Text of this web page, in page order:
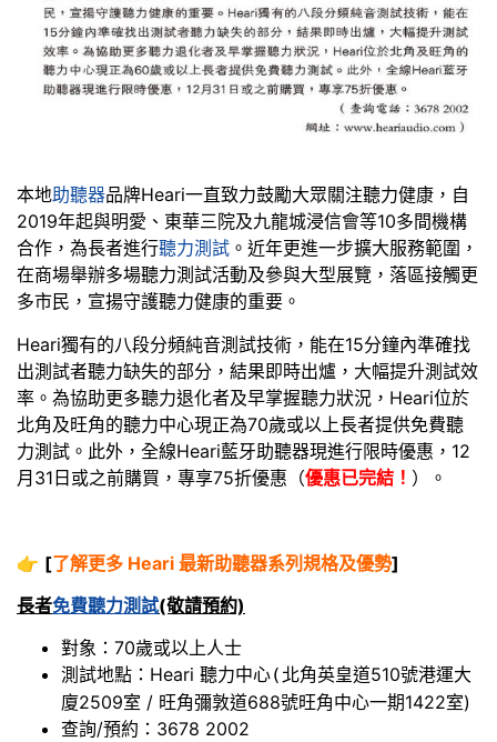
本地助聽器品牌Heari一直致力鼓勵大眾關注聽力健康，自
2019年起與明愛、東華三院及九龍城浸信會等10多間機構
合作，為長者進行聽力測試 。近年更進一步擴大服務範圍，
在商場舉辦多場聽力測試活動及參與大型展覽，落區接觸更
多市民，宣揚守護聽力健康的重要。
Heari獨有的八段分頻純音測試技術，能在15分鐘內準確找
出測試者聽力缺失的部分，結果即時出爐，大幅提升測試效
率。為協助更多聽力退化者及早掌握聽力狀況，Heari位於
北角及旺角的聽力中心現正為70歲或以上長者提供免費聽
力測試。此外，全線Heari藍牙助聽器現進行限時優惠，12
月31日或之前購買，專享75折優惠（優惠已完結！ ）。
👉 [了解更多 Heari 最新助聽器系列規格及優勢]
長者免費聽力測試(敬請預約)
對象：70歲或以上人士
測試地點：Heari 聽力中心( 北角英皇道510號港運大
廈2509室 / 旺角彌敦道688號旺角中心一期1422室)
查詢/預約：3678 2002